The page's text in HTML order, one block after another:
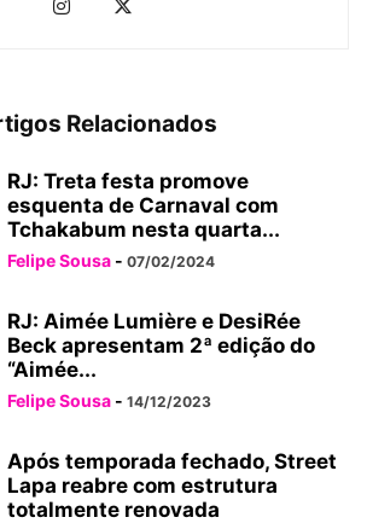
Relacionados
RJ: Treta festa promove
esquenta de Carnaval com
Tchakabum nesta quarta...
Felipe Sousa - 07/02/2024
RJ: Aimée Lumière e DesiRée
Beck apresentam 2ª edição do
“Aimée...
Felipe Sousa - 14/12/2023
Após temporada fechado, Street
Lapa reabre com estrutura
totalmente renovada